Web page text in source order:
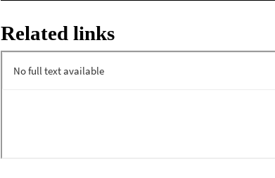
Related links